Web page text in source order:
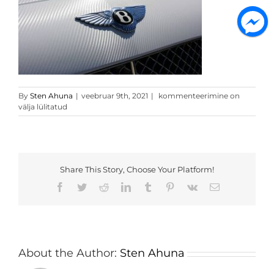
By Sten Ahuna | veebruar 9th, 2021 |
Valge
carbon
kommenteerimine on
välja lülitatud
Share This Story, Choose Your Platform!
Facebook
TwitterRedditLinkedInTumblr Pinterest
Vk Email
About the Author: Sten Ahuna